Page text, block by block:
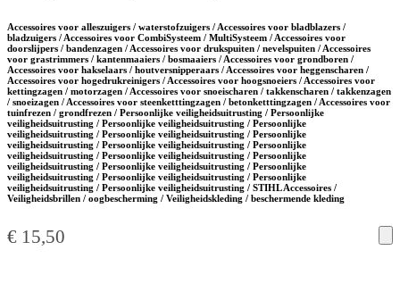
Accessoires voor alleszuigers / waterstofzuigers / Accessoires voor bladblazers /
bladzuigers / Accessoires voor CombiSysteem / MultiSysteem / Accessoires voor
doorslijpers / bandenzagen / Accessoires voor drukspuiten / nevelspuiten / Accessoires
voor grastrimmers / kantenmaaiers / bosmaaiers / Accessoires voor grondboren /
Accessoires voor hakselaars / houtversnipperaars / Accessoires voor heggenscharen /
Accessoires voor hogedrukreinigers / Accessoires voor hoogsnoeiers / Accessoires voor
kettingzagen / motorzagen / Accessoires voor snoeischaren / takkenscharen / takkenzagen
/ snoeizagen / Accessoires voor steenketttingzagen / betonketttingzagen / Accessoires voor
tuinfrezen / grondfrezen / Persoonlijke veiligheidsuitrusting / Persoonlijke
veiligheidsuitrusting / Persoonlijke veiligheidsuitrusting / Persoonlijke
veiligheidsuitrusting / Persoonlijke veiligheidsuitrusting / Persoonlijke
veiligheidsuitrusting / Persoonlijke veiligheidsuitrusting / Persoonlijke
veiligheidsuitrusting / Persoonlijke veiligheidsuitrusting / Persoonlijke
veiligheidsuitrusting / Persoonlijke veiligheidsuitrusting / Persoonlijke
veiligheidsuitrusting / Persoonlijke veiligheidsuitrusting / Persoonlijke
veiligheidsuitrusting / Persoonlijke veiligheidsuitrusting / STIHL Accessoires /
Veiligheidsbrillen / oogbescherming / Veiligheidskleding / beschermende kleding
€ 15,50